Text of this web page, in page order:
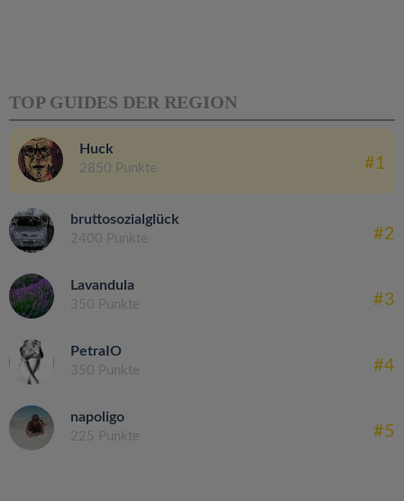
TOP GUIDES DER REGION
Huck
2850 Punkte #1
bruttosozialglück
2400 Punkte #2
Lavandula
350 Punkte #3
PetraIO
350 Punkte #4
napoligo
225 Punkte #5